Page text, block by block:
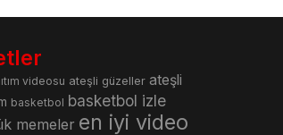
videosu ateşli güzeller ateşli
basketbol basketbol izle
memeler en iyi video